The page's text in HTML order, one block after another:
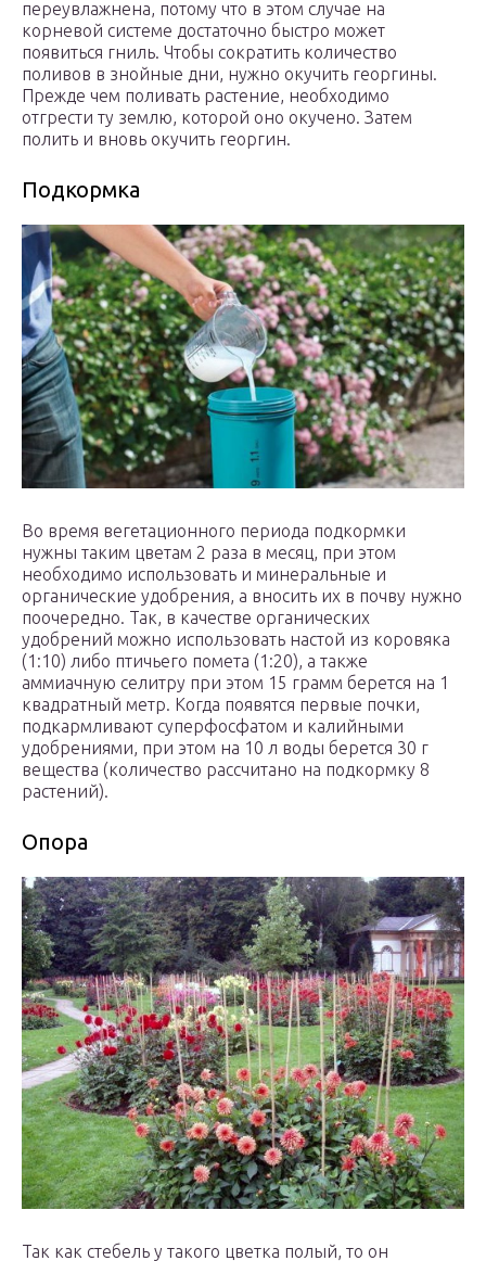
переувлажнена, потому что в этом случае на
корневой системе достаточно быстро может
появиться гниль. Чтобы сократить количество
поливов в знойные дни, нужно окучить георгины.
Прежде чем поливать растение, необходимо
отгрести ту землю, которой оно окучено. Затем
полить и вновь окучить георгин.
Подкормка
Во время вегетационного периода подкормки
нужны таким цветам 2 раза в месяц, при этом
необходимо использовать и минеральные и
органические удобрения, а вносить их в почву нужно
поочередно. Так, в качестве органических
удобрений можно использовать настой из коровяка
(1:10) либо птичьего помета (1:20), а также
аммиачную селитру при этом 15 грамм берется на 1
квадратный метр. Когда появятся первые почки,
подкармливают суперфосфатом и калийными
удобрениями, при этом на 10 л воды берется 30 г
вещества (количество рассчитано на подкормку 8
растений).
Опора
Так как стебель у такого цветка полый, то он